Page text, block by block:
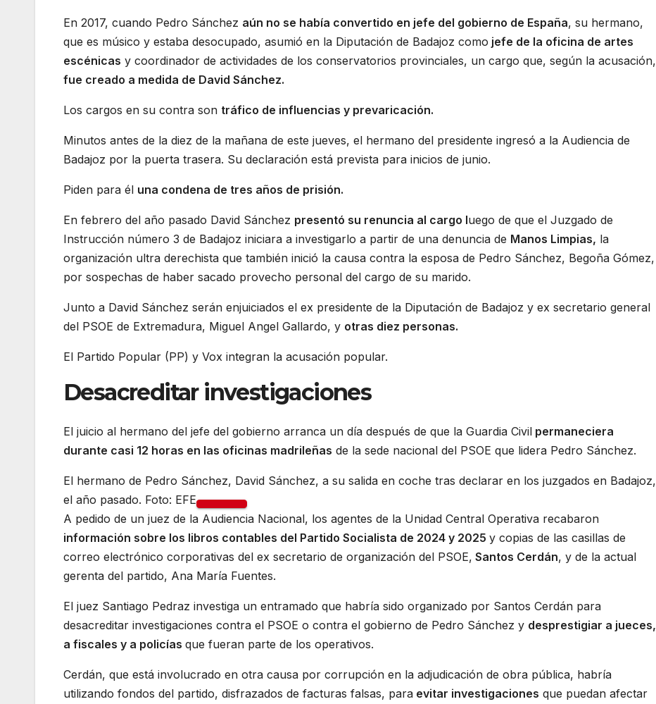
En 2017, cuando Pedro Sánchez aún no se había convertido en jefe del gobierno de España, su hermano,
que es músico y estaba desocupado, asumió en la Diputación de Badajoz como jefe de la oficina de artes
escénicas y coordinador de actividades de los conservatorios provinciales, un cargo que, según la acusación,
fue creado a medida de David Sánchez.
Los cargos en su contra son tráfico de influencias y prevaricación.
Minutos antes de la diez de la mañana de este jueves, el hermano del presidente ingresó a la Audiencia de
Badajoz por la puerta trasera. Su declaración está prevista para inicios de junio.
Piden para él una condena de tres años de prisión.
En febrero del año pasado David Sánchez presentó su renuncia al cargo luego de que el Juzgado de
Instrucción número 3 de Badajoz iniciara a investigarlo a partir de una denuncia de Manos Limpias, la
organización ultra derechista que también inició la causa contra la esposa de Pedro Sánchez, Begoña Gómez,
por sospechas de haber sacado provecho personal del cargo de su marido.
Junto a David Sánchez serán enjuiciados el ex presidente de la Diputación de Badajoz y ex secretario general
del PSOE de Extremadura, Miguel Angel Gallardo, y otras diez personas.
El Partido Popular (PP) y Vox integran la acusación popular.
Desacreditar investigaciones
El juicio al hermano del jefe del gobierno arranca un día después de que la Guardia Civil permaneciera
durante casi 12 horas en las oficinas madrileñas de la sede nacional del PSOE que lidera Pedro Sánchez.
El hermano de Pedro Sánchez, David Sánchez, a su salida en coche tras declarar en los juzgados en Badajoz,
el año pasado. Foto: EFE
A pedido de un juez de la Audiencia Nacional, los agentes de la Unidad Central Operativa recabaron
información sobre los libros contables del Partido Socialista de 2024 y 2025 y copias de las casillas de
correo electrónico corporativas del ex secretario de organización del PSOE, Santos Cerdán, y de la actual
gerenta del partido, Ana María Fuentes.
El juez Santiago Pedraz investiga un entramado que habría sido organizado por Santos Cerdán para
desacreditar investigaciones contra el PSOE o contra el gobierno de Pedro Sánchez y desprestigiar a jueces,
a fiscales y a policías que fueran parte de los operativos.
Cerdán, que está involucrado en otra causa por corrupción en la adjudicación de obra pública, habría
utilizando fondos del partido, disfrazados de facturas falsas, para evitar investigaciones que puedan afectar